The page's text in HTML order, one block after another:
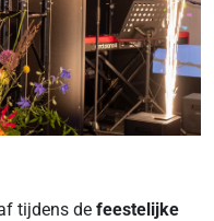
tijdens de feestelijke